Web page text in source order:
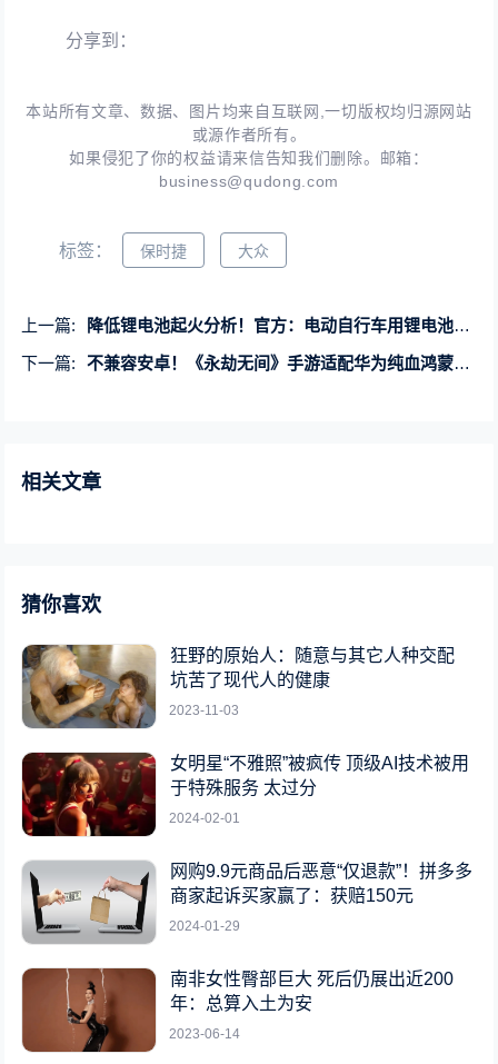
分享到：
本站所有文章、数据、图片均来自互联网,一切版权均归源网站
或源作者所有。
如果侵犯了你的权益请来信告知我们删除。邮箱：
business@qudong.com
标签： 保时捷 大众
上一篇:
降低锂电池起火分析！官方：电动自行车用锂电池和充电器将实施强制性产品认证
下一篇:
不兼容安卓！《永劫无间》手游适配华为纯血鸿蒙：最快9月见
相关文章
猜你喜欢
狂野的原始人：随意与其它人种交配
坑苦了现代人的健康
2023-11-03
女明星“不雅照”被疯传 顶级AI技术被用
于特殊服务 太过分
2024-02-01
网购9.9元商品后恶意“仅退款”！拼多多
商家起诉买家赢了：获赔150元
2024-01-29
南非女性臀部巨大 死后仍展出近200
年：总算入土为安
2023-06-14